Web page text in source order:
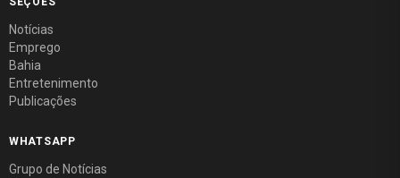
Notícias
Emprego
Bahia
Entretenimento
Publicações
WHATSAPP
Grupo de Notícias